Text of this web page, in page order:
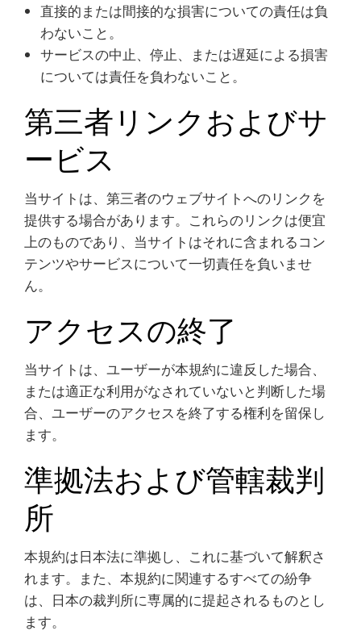
直接的または間接的な損害についての責任は負
わないこと。
サービスの中止、停止、または遅延による損害
については責任を負わないこと。
第三者リンクおよびサ
ービス
当サイトは、第三者のウェブサイトへのリンクを
提供する場合があります。これらのリンクは便宜
上のものであり、当サイトはそれに含まれるコン
テンツやサービスについて一切責任を負いませ
ん。
アクセスの終了
当サイトは、ユーザーが本規約に違反した場合、
または適正な利用がなされていないと判断した場
合、ユーザーのアクセスを終了する権利を留保し
ます。
準拠法および管轄裁判
所
本規約は日本法に準拠し、これに基づいて解釈さ
れます。また、本規約に関連するすべての紛争
は、日本の裁判所に専属的に提起されるものとし
ます。